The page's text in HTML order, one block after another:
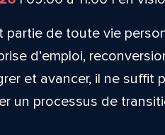
partie de toute vie
d’emploi,
et avancer, il ne suffit
un processus de